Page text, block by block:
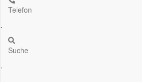
Telefon
.
Suche
.